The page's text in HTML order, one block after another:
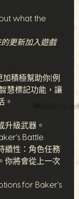
what the
更新加入遊戲
積極幫助你(例
慧標記功能，讓
。
升級武器。
Battle.
續性：角色任務
你將會從上一次
for Baker’s